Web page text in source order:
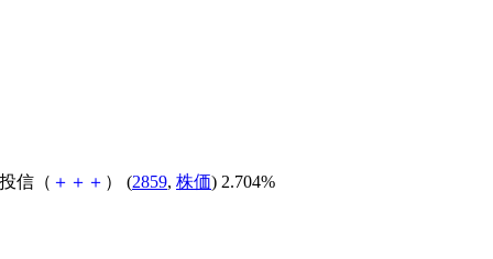
信（ ＋ ＋ ＋ ） (2859, 株価) 2.704%